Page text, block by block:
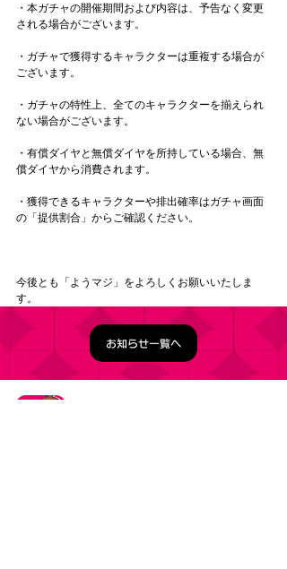
・本ガチャの開催期間および内容は、予告なく変更
される場合がございます。
・ガチャで獲得するキャラクターは重複する場合が
ございます。
・ガチャの特性上、全てのキャラクターを揃えられ
ない場合がございます。
・有償ダイヤと無償ダイヤを所持している場合、無
償ダイヤから消費されます。
・獲得できるキャラクターや排出確率はガチャ画面
の「提供割合」からご確認ください。
今後とも「ようマジ」をよろしくお願いいたしま
す。
お知らせ一覧へ